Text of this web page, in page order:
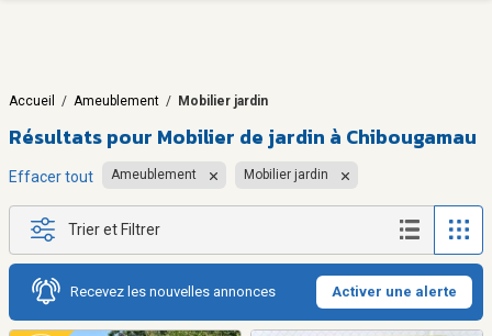
Accueil / Ameublement / Mobilier jardin
Résultats pour Mobilier de jardin à Chibougamau
Effacer tout Ameublement Mobilier jardin
Trier et Filtrer
Recevez les nouvelles annonces Activer une alerte